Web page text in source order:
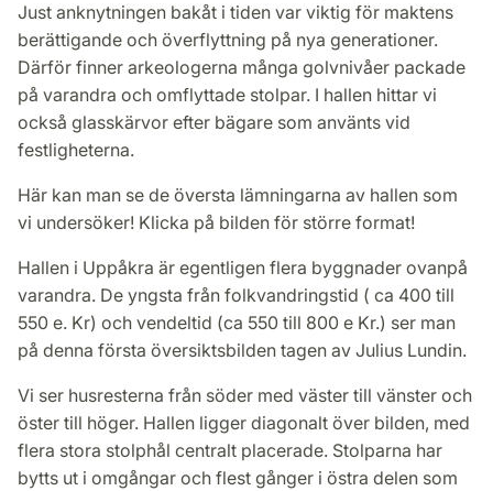
Just anknytningen bakåt i tiden var viktig för maktens
berättigande och överflyttning på nya generationer.
Därför finner arkeologerna många golvnivåer packade
på varandra och omflyttade stolpar. I hallen hittar vi
också glasskärvor efter bägare som använts vid
festligheterna.
Här kan man se de översta lämningarna av hallen som
vi undersöker! Klicka på bilden för större format!
Hallen i Uppåkra är egentligen flera byggnader ovanpå
varandra. De yngsta från folkvandringstid ( ca 400 till
550 e. Kr) och vendeltid (ca 550 till 800 e Kr.) ser man
på denna första översiktsbilden tagen av Julius Lundin.
Vi ser husresterna från söder med väster till vänster och
öster till höger. Hallen ligger diagonalt över bilden, med
flera stora stolphål centralt placerade. Stolparna har
bytts ut i omgångar och flest gånger i östra delen som